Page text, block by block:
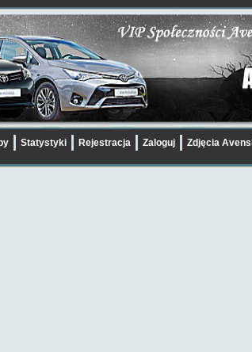
Statystyki Rejestracja Zaloguj Zdjęcia